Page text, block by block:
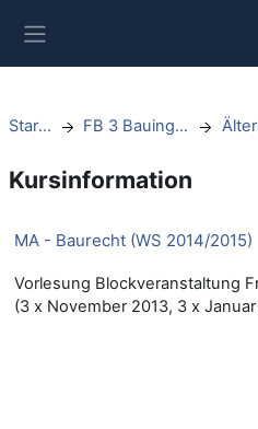
Startseite FB 3 Bauingenieurwesen
Kursinformation
MA - Baurecht (WS 2014/2015)
Vorlesung Blockveranstaltung
(3 x November 2013, 3 x